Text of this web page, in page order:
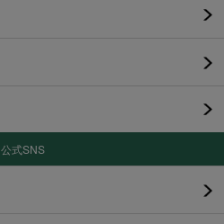
公式SNS